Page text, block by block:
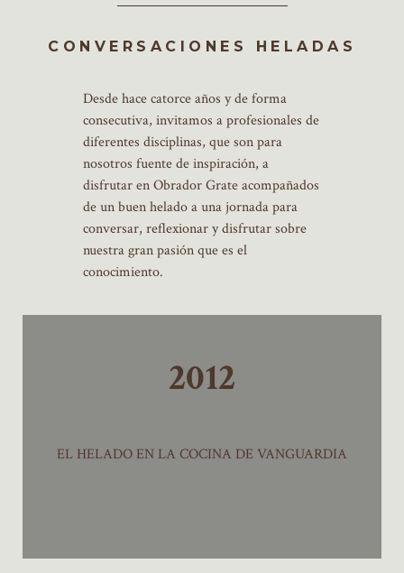
CONVERSACIONES HELADAS
Desde hace catorce años y de forma
consecutiva, invitamos a profesionales de
diferentes disciplinas, que son para
nosotros fuente de inspiración, a
disfrutar en Obrador Grate acompañados
de un buen helado a una jornada para
conversar, reflexionar y disfrutar sobre
nuestra gran pasión que es el
conocimiento.
2012
EL HELADO EN LA COCINA DE VANGUARDIA